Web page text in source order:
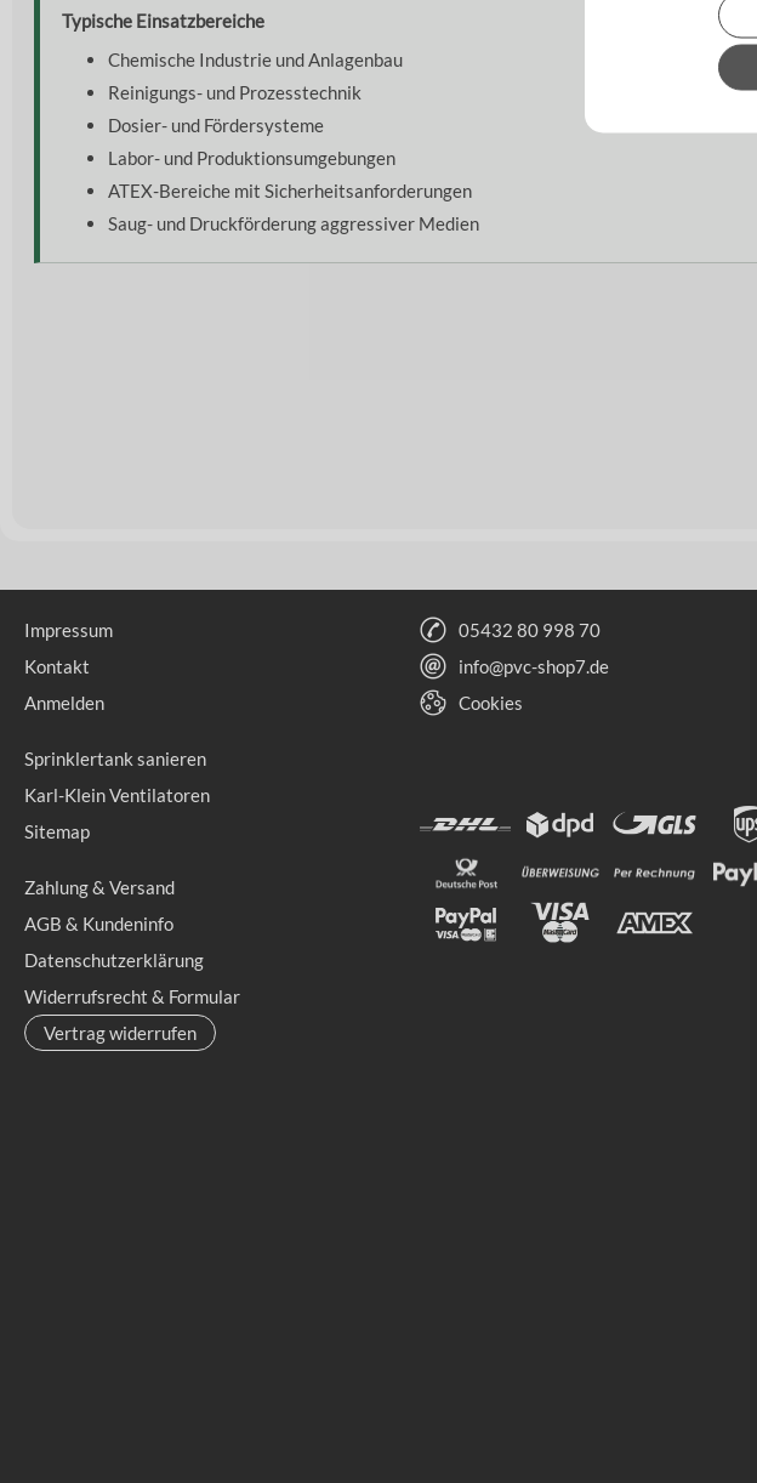
Typische Einsatzbereiche
Chemische Industrie und Anlagenbau
Reinigungs- und Prozesstechnik
Dosier- und Fördersysteme
Labor- und Produktionsumgebungen
ATEX-Bereiche mit Sicherheitsanforderungen
Saug- und Druckförderung aggressiver Medien
Impressum
Kontakt
Anmelden
Sprinklertank sanieren
Karl-Klein Ventilatoren
Sitemap
Zahlung & Versand
AGB & Kundeninfo
Datenschutzerklärung
Widerrufsrecht & Formular
Vertrag widerrufen
05432 80 998 70
info@pvc-shop7.de
Cookies